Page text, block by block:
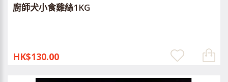
廚師犬小食雞絲1KG
HK$130.00